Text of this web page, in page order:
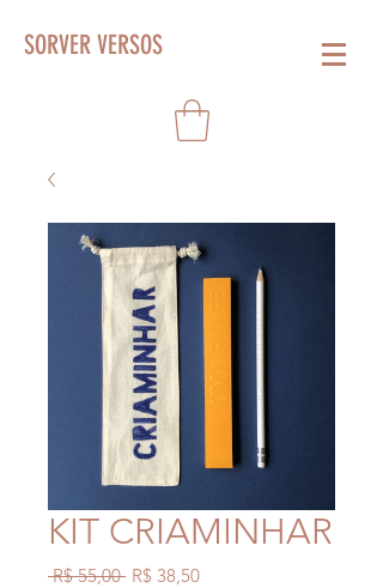
SORVER VERSOS
KIT CRIAMINHAR
R$ 55,00 Preço
R$ 38,50Preço